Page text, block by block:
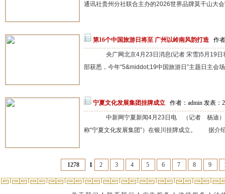
通讯社贵州分社联合主办的2026世界品牌莫干山大
第16个中国旅游日将至 广州以岭南风韵打造 作
央广网北京4月23日消息(记者 宋雪)5月19日
部获悉，今年“5&middot;19中国旅游日”主题日主会
宁夏文化发展集团挂牌成立 作者：admin 发表：
中新网宁夏新闻4月23日电 （记者 杨迪）4
称“宁夏文化发展集团”）在银川挂牌成立。 据介
1278 1 2 3 4 5 6 7 8 9